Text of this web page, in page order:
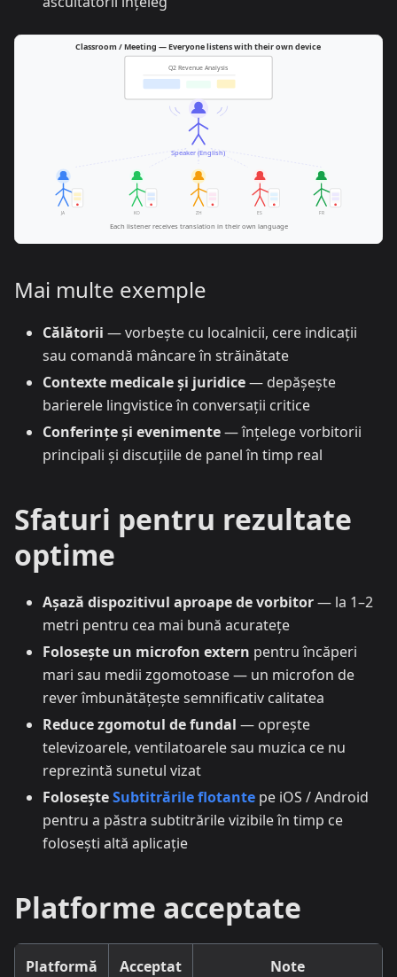
Mai multe exemple
Călătorii — vorbește cu localnicii, cere indicații
sau comandă mâncare în străinătate
Contexte medicale și juridice— depășește
barierele lingvistice în conversații critice
Conferințe și evenimente— înțelege vorbitorii
principali și discuțiile de panel în timp real
Sfaturi pentru rezultate
optime
Așază dispozitivul aproape de vorbitor— la 1–2
metri pentru cea mai bună acuratețe
Folosește un microfon extern pentru încăperi
mari sau medii zgomotoase — un microfon de
rever îmbunătățește semnificativ calitatea
Reduce zgomotul de fundal — oprește
televizoarele, ventilatoarele sau muzica ce nu
reprezintă sunetul vizat
FoloseșteSubtitrările flotante pe iOS / Android
pentru a păstra subtitrările vizibile în timp ce
folosești altă aplicație
Platforme acceptate
Platformă Acceptat Note